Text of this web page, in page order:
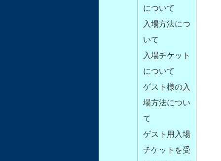
について
入場方法につ
いて
入場チケット
について
ゲスト様の入
場方法につい
て
ゲスト用入場
チケットを受